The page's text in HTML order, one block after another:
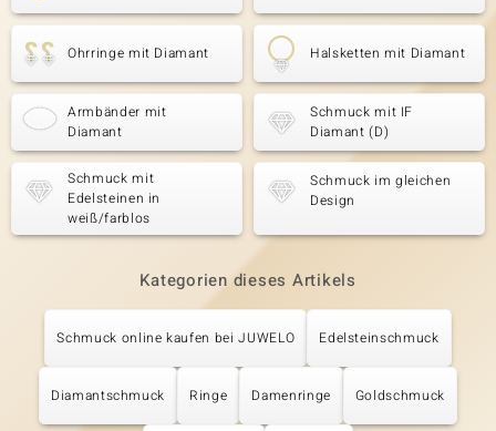
Ohrringe mit Diamant Halsketten mit Diamant
Armbänder mit
Diamant
Schmuck mit IF
Diamant (D)
Schmuck mit
Edelsteinen in
weiß/farblos
Schmuck im gleichen
Design
Kategorien dieses Artikels
Schmuck online kaufen bei JUWELO Edelsteinschmuck
Diamantschmuck Ringe Damenringe Goldschmuck